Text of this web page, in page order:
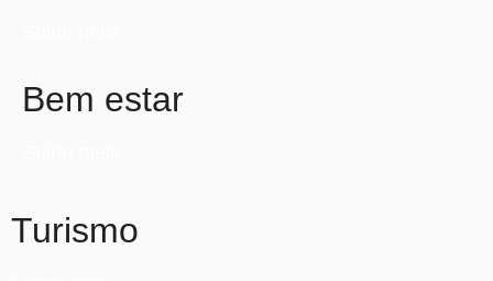
Bem estar
Turismo